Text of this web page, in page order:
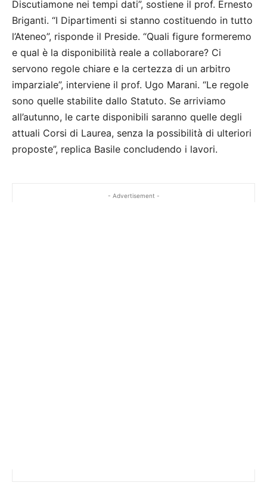
Discutiamone nei tempi dati”, sostiene il prof. Ernesto
Briganti. “I Dipartimenti si stanno costituendo in tutto
l’Ateneo”, risponde il Preside. “Quali figure formeremo
e qual è la disponibilità reale a collaborare? Ci
servono regole chiare e la certezza di un arbitro
imparziale”, interviene il prof. Ugo Marani. “Le regole
sono quelle stabilite dallo Statuto. Se arriviamo
all’autunno, le carte disponibili saranno quelle degli
attuali Corsi di Laurea, senza la possibilità di ulteriori
proposte”, replica Basile concludendo i lavori.
- Advertisement -